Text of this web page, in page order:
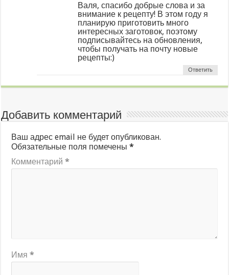
Валя, спасибо добрые слова и за
внимание к рецепту! В этом году я
планирую приготовить много
интересных заготовок, поэтому
подписывайтесь на обновления,
чтобы получать на почту новые
рецепты:)
Ответить
Добавить комментарий
Ваш адрес email не будет опубликован.
Обязательные поля помечены*
Комментарий*
Имя*